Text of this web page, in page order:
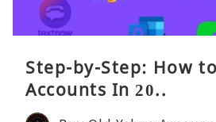
Step-by-Step: How
Accounts In 20..